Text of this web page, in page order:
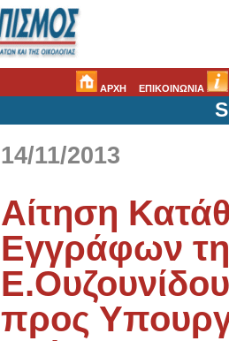
ΑΡΧΗ ΕΠΙΚΟΙΝΩΝΙΑ
14/11/2013
Αίτηση
Εγγράφων
προς